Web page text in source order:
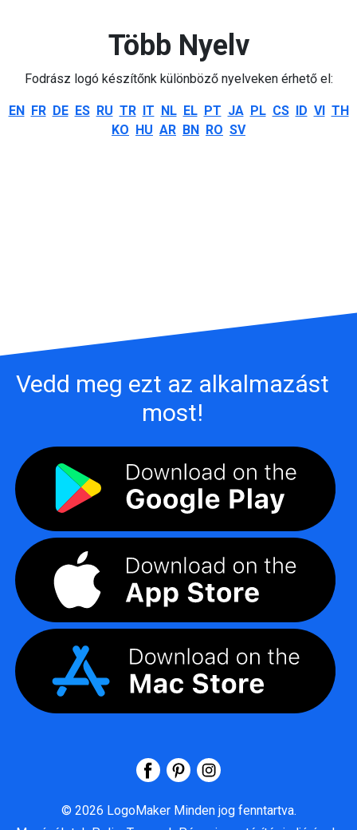
Több Nyelv
Fodrász logó készítőnk különböző nyelveken érhető el:
EN FR DE ES RU TR IT NL EL PT JA PL CS ID VI TH
KO HU AR BN RO SV
Vedd meg ezt az alkalmazást
most!
© 2026 LogoMaker Minden jog fenntartva.